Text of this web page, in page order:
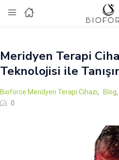
Enter your username and
Meridyen Terapi
Teknolojisi ile
Bioforce Meridyen Terapi Cihazı, Blog
0